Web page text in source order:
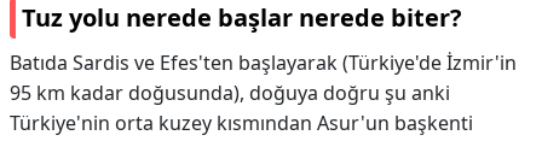
Tuz yolu nerede başlar nerede biter?
Batıda Sardis ve Efes'ten başlayarak (Türkiye'de İzmir'in
95 km kadar doğusunda), doğuya doğru şu anki
Türkiye'nin orta kuzey kısmından Asur'un başkenti